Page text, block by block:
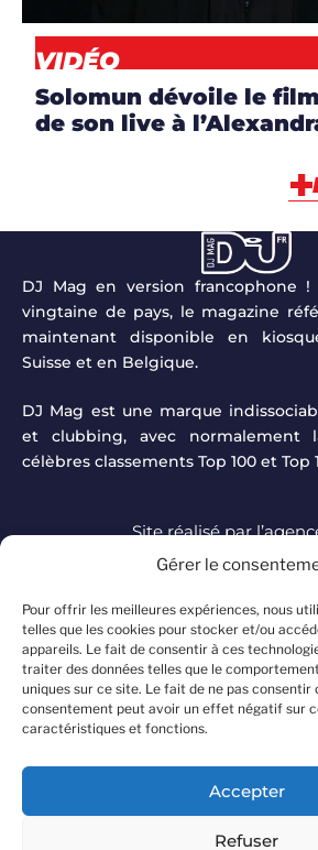
Gérer le
Pour offrir les meilleures expériences, nous
telles que les cookies pour stocker et/ou
appareils. Le fait de consentir à ces
traiter des données telles que le
uniques sur ce site. Le fait de ne pas consentir
consentement peut avoir un effet négatif sur
caractéristiques et fonctions.
Accepter
Refuser
VIDÉO
Solomun dévoile le
de son live à
DJ Mag en version francophone !
vingtaine de pays, le magazine
maintenant disponible en
Suisse et en Belgique.
DJ Mag est une marque
et clubbing, avec normalement
célèbres classements Top 100 et Top
Site réalisé par
monde
Offre d'abonnement
Devenir annonceur
Contacter le magazine
TOP
Mentions légales
Politique de